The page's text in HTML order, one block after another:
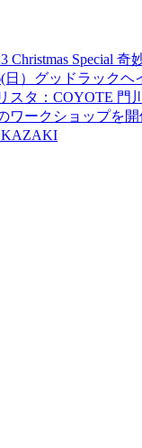
Christmas Special 奇
日）グッドラックヘ
スタ：COYOTE 門
ワークショップを開